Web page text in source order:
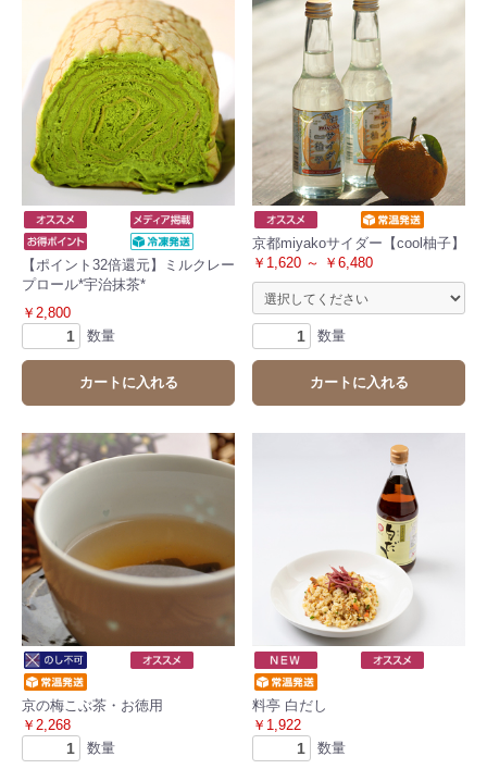
【ポイント32倍還元】ミルクレー
プロール*宇治抹茶*
￥2,800
数量
カートに入れる
京都miyakoサイダー【cool柚子】
￥1,620 ～ ￥6,480
数量
カートに入れる
京の梅こぶ茶・お徳用
￥2,268
数量
料亭 白だし
￥1,922
数量